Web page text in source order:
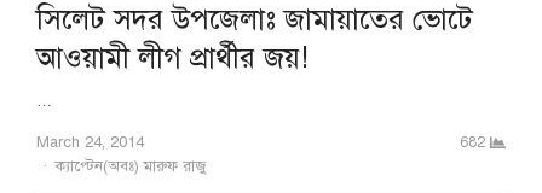
সিলেট সদর উপজেলাঃ জামায়াতের ভোটে
আওয়ামী লীগ প্রার্থীর জয়!
…
March 24, 2014
Author
ক্যাপ্টেন(অবঃ) মারুফ রাজু
682